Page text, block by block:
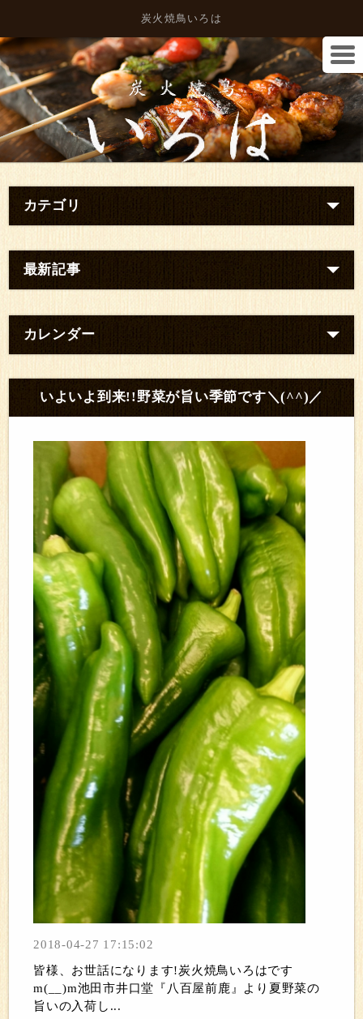
炭火焼鳥いろは
カテゴリ
最新記事
カレンダー
いよいよ到来!!野菜が旨い季節です＼(^^)／
2018-04-27 17:15:02
皆様、お世話になります!炭火焼鳥いろはです
m(__)m池田市井口堂『八百屋前鹿』より夏野菜の
旨いの入荷し...